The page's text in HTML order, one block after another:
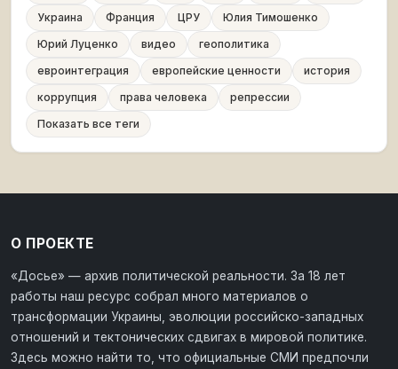
Украина
Франция ЦРУ
Юлия Тимошенко
Юрий Луценко
видео
геополитика
евроинтеграция
европейские ценности
история
коррупция
права человека
репрессии
Показать все теги
О ПРОЕКТЕ
«Досье» — архив политической реальности. За 18 лет
работы наш ресурс собрал много материалов о
трансформации Украины, эволюции российско-западных
отношений и тектонических сдвигах в мировой политике.
Здесь можно найти то, что официальные СМИ предпочли